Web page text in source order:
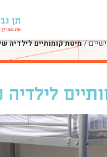
/מיטת קומותיים לילדיה